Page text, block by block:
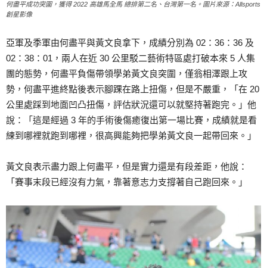
何盡平成功突圍，獲得 2022 高雄馬全馬 總排第二名、台灣第一名。圖片來源：Allsports
創星影像
亞軍及季軍由何盡平與黃文良拿下，成績分別為 02：36：36 及
02：38：01，兩人在近 30 公里駁二藝術特區處打破本來 5 人集
團的態勢，何盡平負傷帶領學弟黃文良突圍，僅翁相澤跟上攻
勢，何盡平進終點後表示腳踝在路上扭傷，但是不嚴重，「在 20
公里處踩到地面凹凸扭傷，評估狀況還可以就堅持著跑完。」他
說：「這是經過 3 年的手術後傷癒復出第一場比賽，成績就是看
練到哪裡就跑到哪裡，很高興能夠把學弟黃文良一起帶回來。」
黃文良表示盡力跟上何盡平，但是實力還是有段差距，他說：
「賽事末段已經沒有力氣，靠著意志力支撐著自己跑回來。」